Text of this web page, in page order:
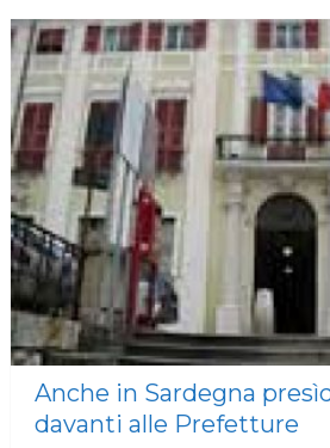
Anche in Sardegna
davanti alle Prefetture